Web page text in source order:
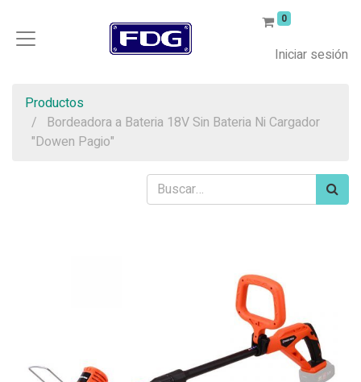
0
Iniciar sesión
Productos
Bordeadora a Bateria 18V Sin Bateria Ni Cargador
"Dowen Pagio"